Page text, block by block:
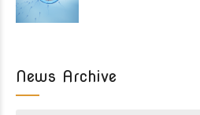
News Archive